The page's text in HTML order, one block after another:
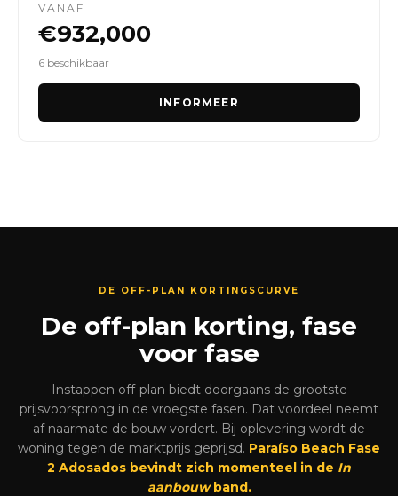
VANAF
€932,000
6 beschikbaar
INFORMEER
DE OFF-PLAN KORTINGSCURVE
De off-plan korting, fase
voor fase
Instappen off-plan biedt doorgaans de grootste
prijsvoorsprong in de vroegste fasen. Dat voordeel neemt
af naarmate de bouw vordert. Bij oplevering wordt de
woning tegen de marktprijs geprijsd. Paraíso Beach Fase
2 Adosados bevindt zich momenteel in de In
aanbouwband.